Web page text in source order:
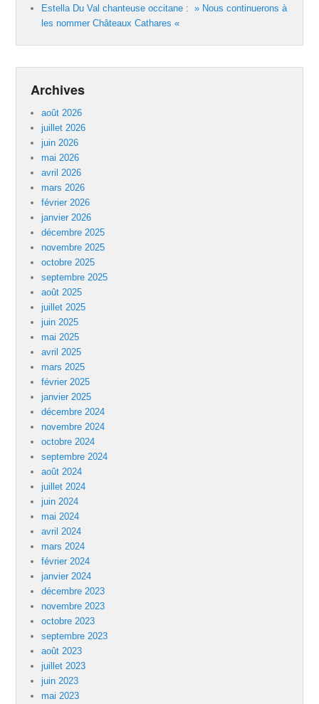
Estella Du Val chanteuse occitane : » Nous continuerons à
les nommer Châteaux Cathares «
Archives
août 2026
juillet 2026
juin 2026
mai 2026
avril 2026
mars 2026
février 2026
janvier 2026
décembre 2025
novembre 2025
octobre 2025
septembre 2025
août 2025
juillet 2025
juin 2025
mai 2025
avril 2025
mars 2025
février 2025
janvier 2025
décembre 2024
novembre 2024
octobre 2024
septembre 2024
août 2024
juillet 2024
juin 2024
mai 2024
avril 2024
mars 2024
février 2024
janvier 2024
décembre 2023
novembre 2023
octobre 2023
septembre 2023
août 2023
juillet 2023
juin 2023
mai 2023